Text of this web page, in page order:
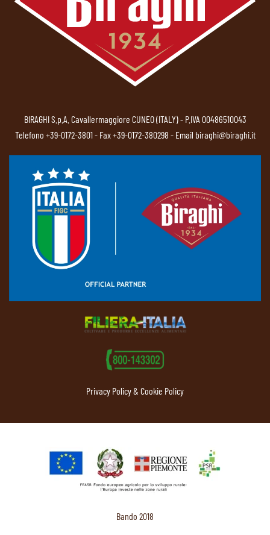
BIRAGHI S.p.A. Cavallermaggiore CUNEO (ITALY) - P.IVA 00486510043
Telefono +39-0172-3801- Fax +39-0172-380298 - Email biraghi@biraghi.it
Privacy Policy & Cookie Policy
Bando 2018